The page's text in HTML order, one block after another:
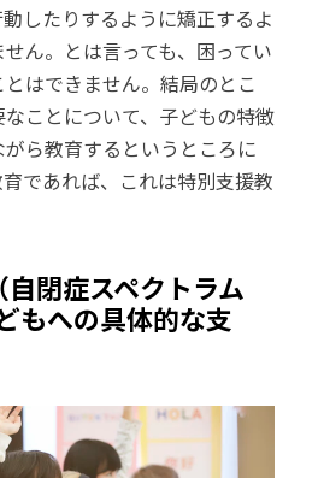
したりするように矯正するよ
ん。とは言っても、困ってい
はできません。結局のとこ
ことについて、子どもの特徴
ら教育するというところに
であれば、これは特別支援教
自閉症スペクトラム
もへの具体的な支